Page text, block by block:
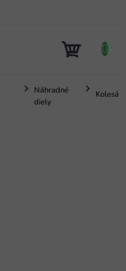
KOŠÍK
Náhradné
diely
Kolesá